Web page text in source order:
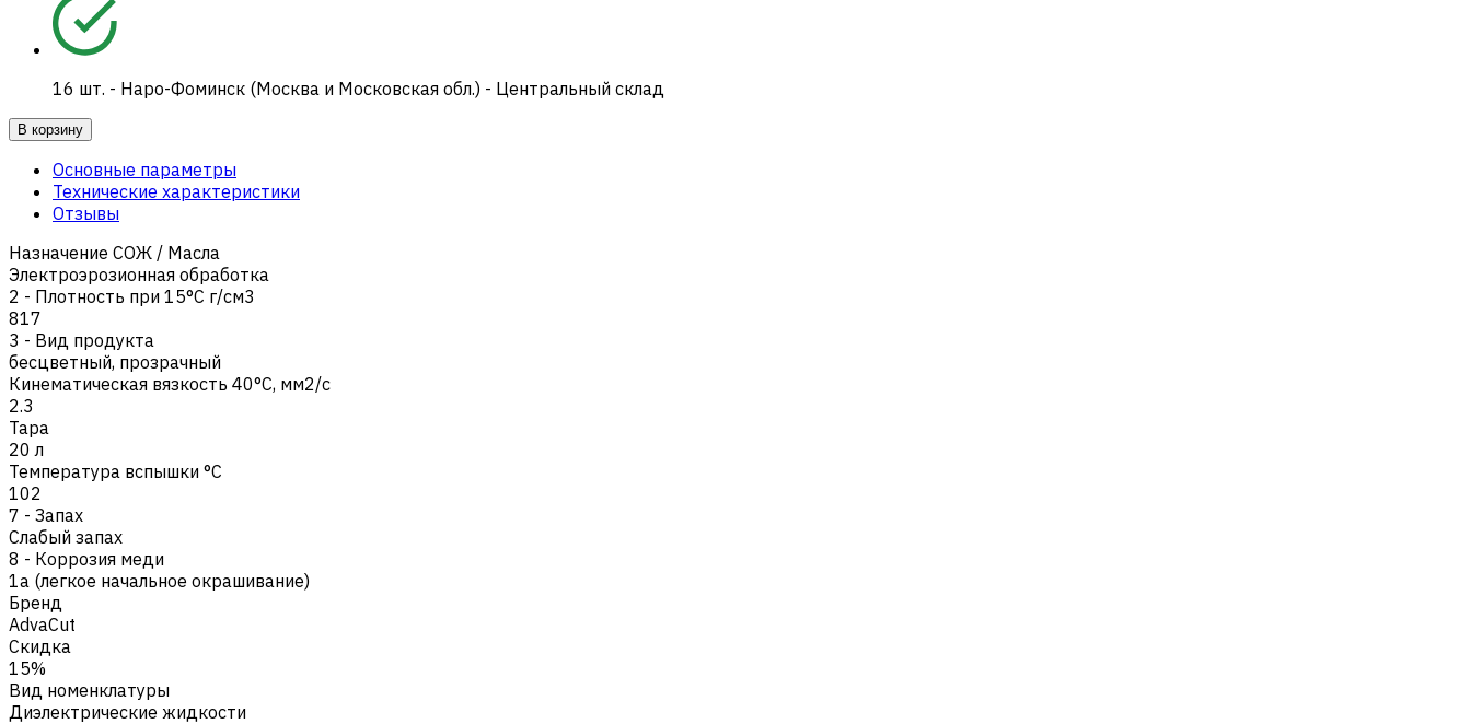
16 шт. - Наро-Фоминск (Москва и Московская обл.) - Центральный склад
В корзину
Основные параметры
Технические характеристики
Отзывы
Назначение СОЖ / Масла
Электроэрозионная обработка
2 - Плотность при 15°C г/см3
817
3 - Вид продукта
бесцветный, прозрачный
Кинематическая вязкость 40°C, мм2/с
2.3
Тара
20 л
Температура вспышки °C
102
7 - Запах
Cлабый запах
8 - Коррозия меди
1a (легкое начальное окрашивание)
Бренд
AdvaCut
Скидка
15%
Вид номенклатуры
Диэлектрические жидкости